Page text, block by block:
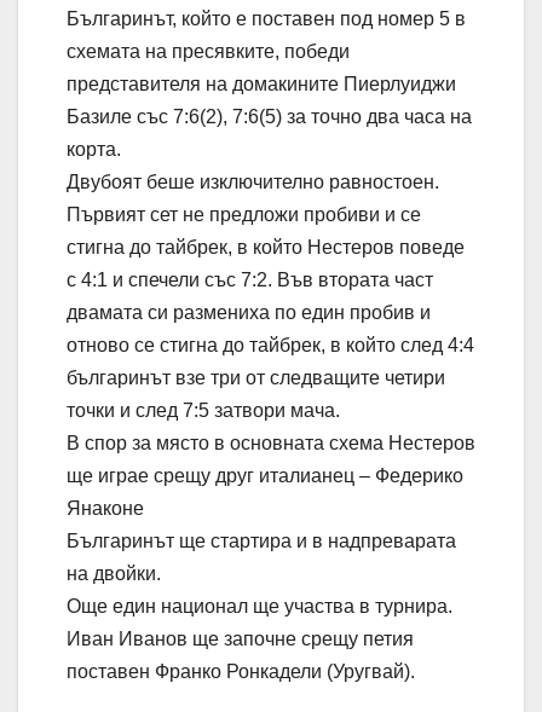
Българинът, който е поставен под номер 5 в
схемата на пресявките, победи
представителя на домакините Пиерлуиджи
Базиле със 7:6(2), 7:6(5) за точно два часа на
корта.
Двубоят беше изключително равностоен.
Първият сет не предложи пробиви и се
стигна до тайбрек, в който Нестеров поведе
с 4:1 и спечели със 7:2. Във втората част
двамата си размениха по един пробив и
отново се стигна до тайбрек, в който след 4:4
българинът взе три от следващите четири
точки и след 7:5 затвори мача.
В спор за място в основната схема Нестеров
ще играе срещу друг италианец – Федерико
Янаконе
Българинът ще стартира и в надпреварата
на двойки.
Още един национал ще участва в турнира.
Иван Иванов ще започне срещу петия
поставен Франко Ронкадели (Уругвай).